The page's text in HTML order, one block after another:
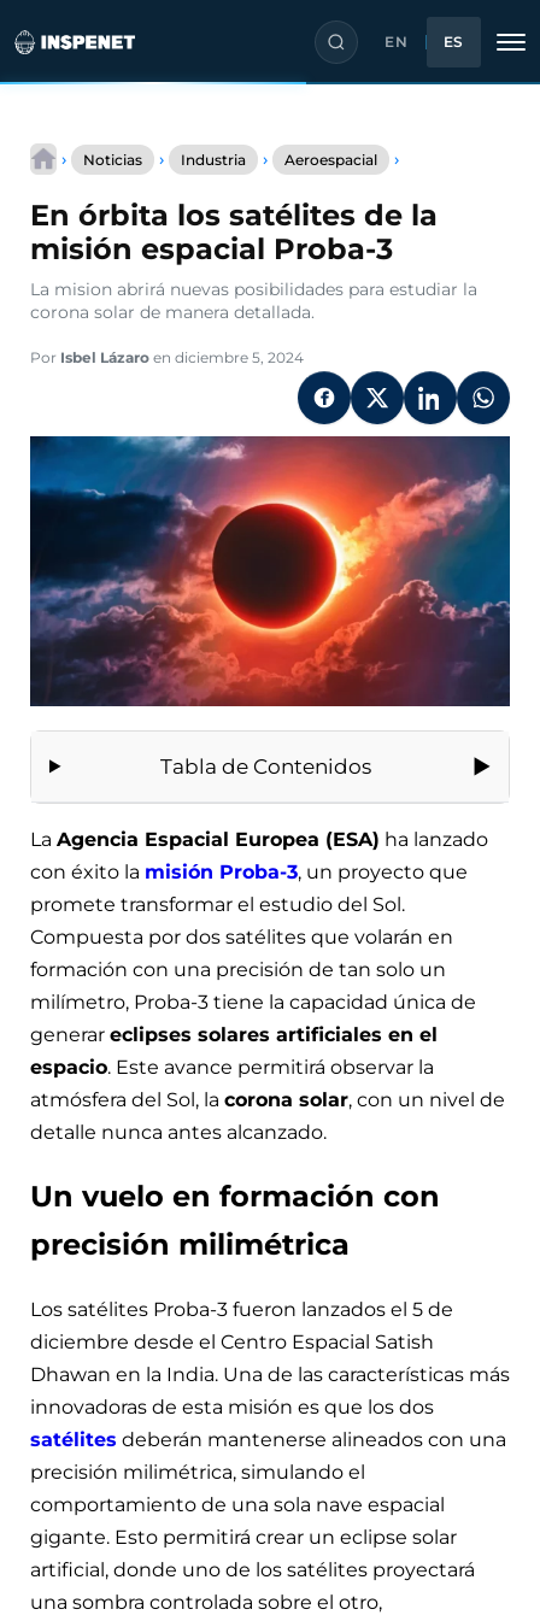
contenido
EN ES
› Noticias › Industria › Aeroespacial ›
satélites
misión
En órbita los satélites de la
misión espacial Proba-3
La mision abrirá nuevas posibilidades para estudiar la
corona solar de manera detallada.
Por Isbel Lázaro en diciembre 5, 2024
Tabla de Contenidos
La Agencia Espacial Europea (ESA) ha lanzado
con éxito la misión Proba-3, un proyecto que
promete transformar el estudio del Sol.
Compuesta por dos satélites que volarán en
formación con una precisión de tan solo un
milímetro, Proba-3 tiene la capacidad única de
generar eclipses solares artificiales en el
espacio. Este avance permitirá observar la
atmósfera del Sol, la corona solar, con un nivel de
detalle nunca antes alcanzado.
Un vuelo en formación con
precisión milimétrica
Los satélites Proba-3 fueron lanzados el 5 de
diciembre desde el Centro Espacial Satish
Dhawan en la India. Una de las características más
innovadoras de esta misión es que los dos
satélites deberán mantenerse alineados con una
precisión milimétrica, simulando el
comportamiento de una sola nave espacial
gigante. Esto permitirá crear un eclipse solar
artificial, donde uno de los satélites proyectará
una sombra controlada sobre el otro,